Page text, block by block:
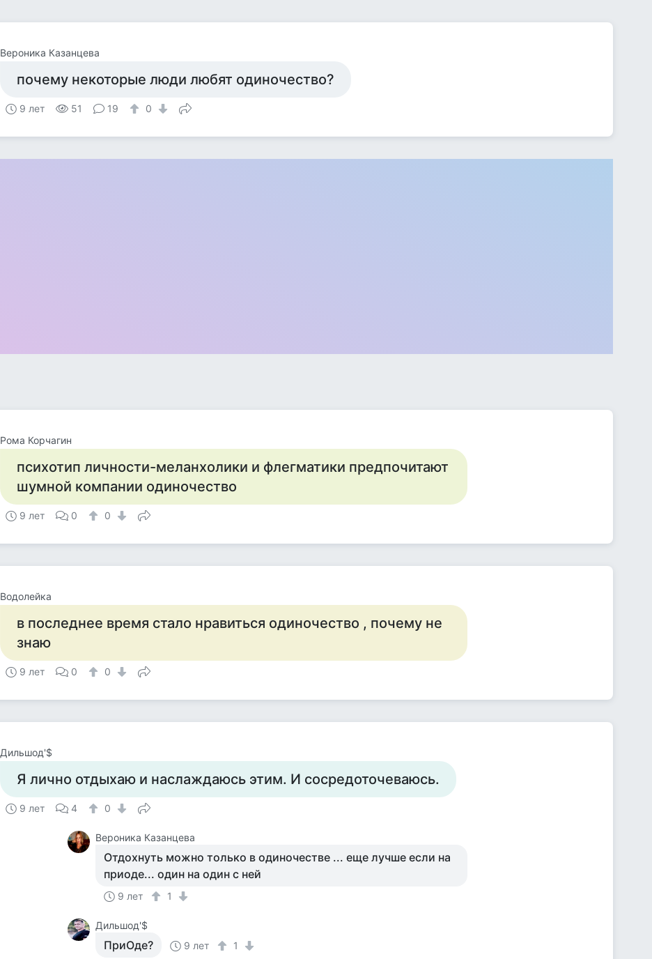
Вероника Казанцева
почему некоторые люди любят одиночество?
9 лет 51 19 0
Рома Корчагин
психотип личности-меланхолики и флегматики предпочитают
шумной компании одиночество
9 лет 0 0
Водолейка
в последнее время стало нравиться одиночество , почему не
знаю
9 лет 0 0
Дильшод'$
Я лично отдыхаю и наслаждаюсь этим. И сосредоточеваюсь.
9 лет 4 0
Вероника Казанцева
Отдохнуть можно только в одиночестве ... еще лучше если на
приоде... один на один с ней
9 лет 1
Дильшод'$
ПриОде? 9 лет 1